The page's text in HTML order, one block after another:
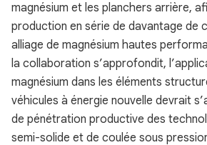
magnésium et les planchers arrière,
production en série de davantage de
alliage de magnésium hautes
la collaboration s’approfondit,
magnésium dans les éléments
véhicules à énergie nouvelle devrait
de pénétration productive des
semi-solide et de coulée sous